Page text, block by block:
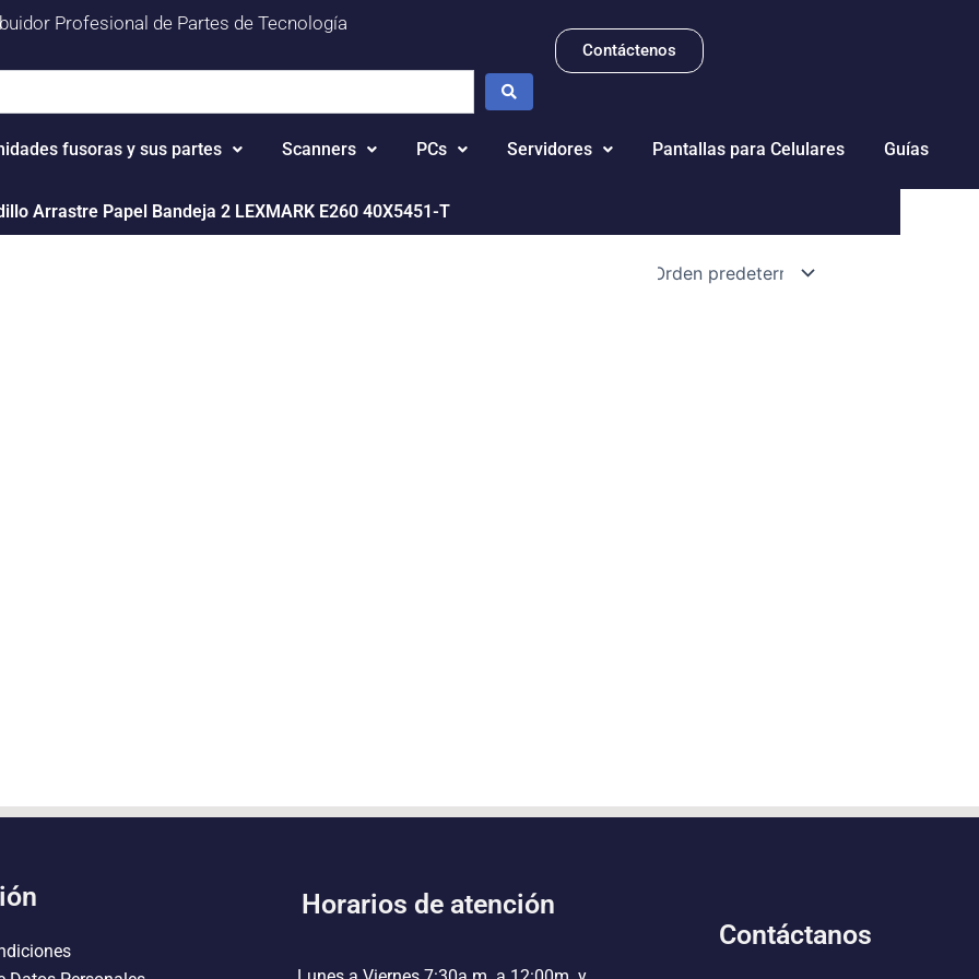
Profesional de Partes de Tecnología
Contáctenos
fusoras y sus partes Scanners PCs Servidores Pantallas para Celulares Guías
Arrastre Papel Bandeja 2 LEXMARK E260 40X5451-T
Horarios de atención
Contáctanos